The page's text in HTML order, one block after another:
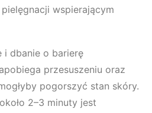
wspierającym
i dbanie o barierę
przesuszeniu oraz
pogorszyć stan skóry.
2–3 minuty jest